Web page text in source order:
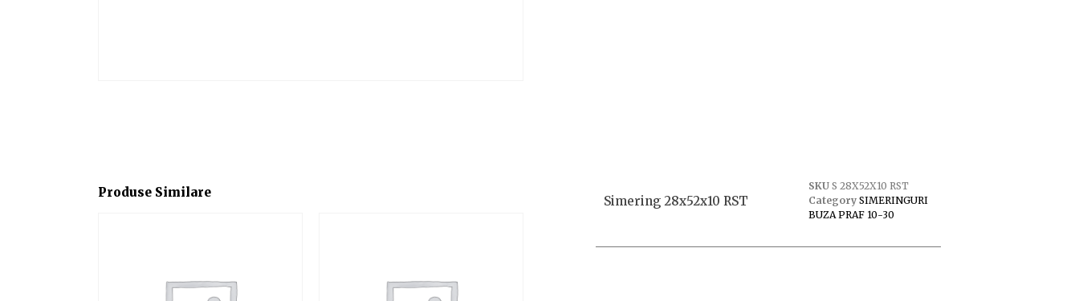
Produse Similare
Simering 28x52x10 RST
SKU S 28X52X10 RST
Category SIMERINGURI
BUZA PRAF 10-30